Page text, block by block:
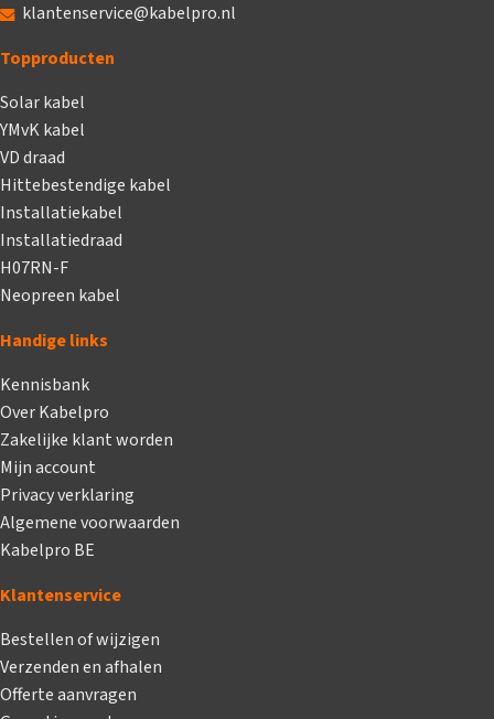
klantenservice@kabelpro.nl
Topproducten
Solar kabel
YMvK kabel
VD draad
Hittebestendige kabel
Installatiekabel
Installatiedraad
H07RN-F
Neopreen kabel
Handige links
Kennisbank
Over Kabelpro
Zakelijke klant worden
Mijn account
Privacy verklaring
Algemene voorwaarden
Kabelpro BE
Klantenservice
Bestellen of wijzigen
Verzenden en afhalen
Offerte aanvragen